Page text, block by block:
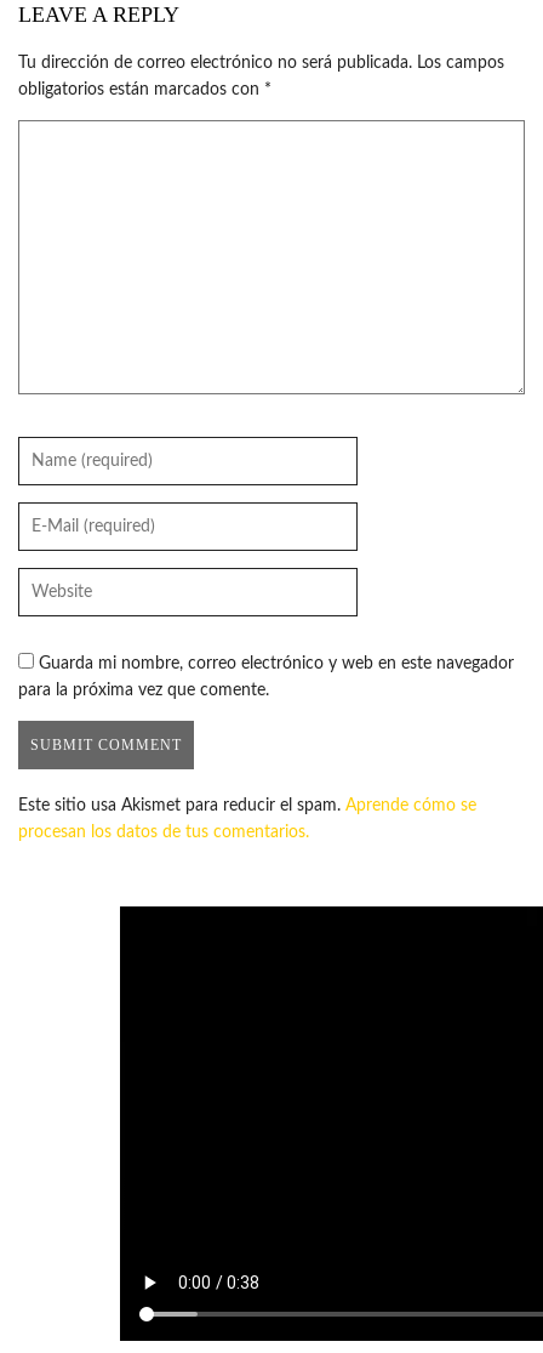
LEAVE A REPLY
Tu dirección de correo electrónico no será publicada. Los campos
obligatorios están marcados con *
Guarda mi nombre, correo electrónico y web en este navegador
para la próxima vez que comente.
Este sitio usa Akismet para reducir el spam. Aprende cómo se
procesan los datos de tus comentarios.